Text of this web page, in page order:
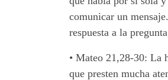
comunicar un
respuesta a la
• Mateo 21,28-30: La
que presten mucha